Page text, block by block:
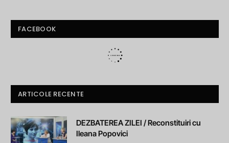
FACEBOOK
ARTICOLE RECENTE
DEZBATEREA ZILEI / Reconstituiri cu
Ileana Popovici